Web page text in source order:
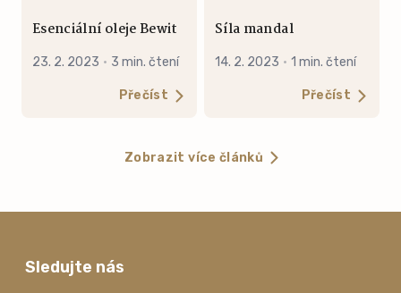
Esenciální oleje Bewit
23. 2. 2023 · 3 min. čtení
Přečíst
Síla mandal
14. 2. 2023 · 1 min. čtení
Přečíst
Zobrazit více článků
Sledujte nás